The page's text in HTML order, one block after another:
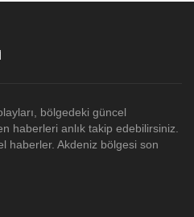
bölgedeki güncel
haberleri anlık takip edebilirsiniz.
haberler. Akdeniz bölgesi son